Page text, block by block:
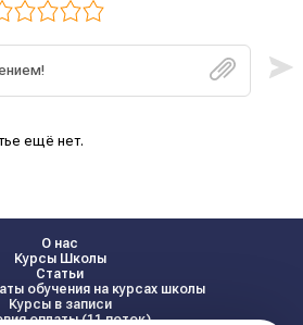
ещё нет.
О нас
Курсы Школы
Статьи
обучения на курсах школы
Курсы в записи
оплаты (11 поток)